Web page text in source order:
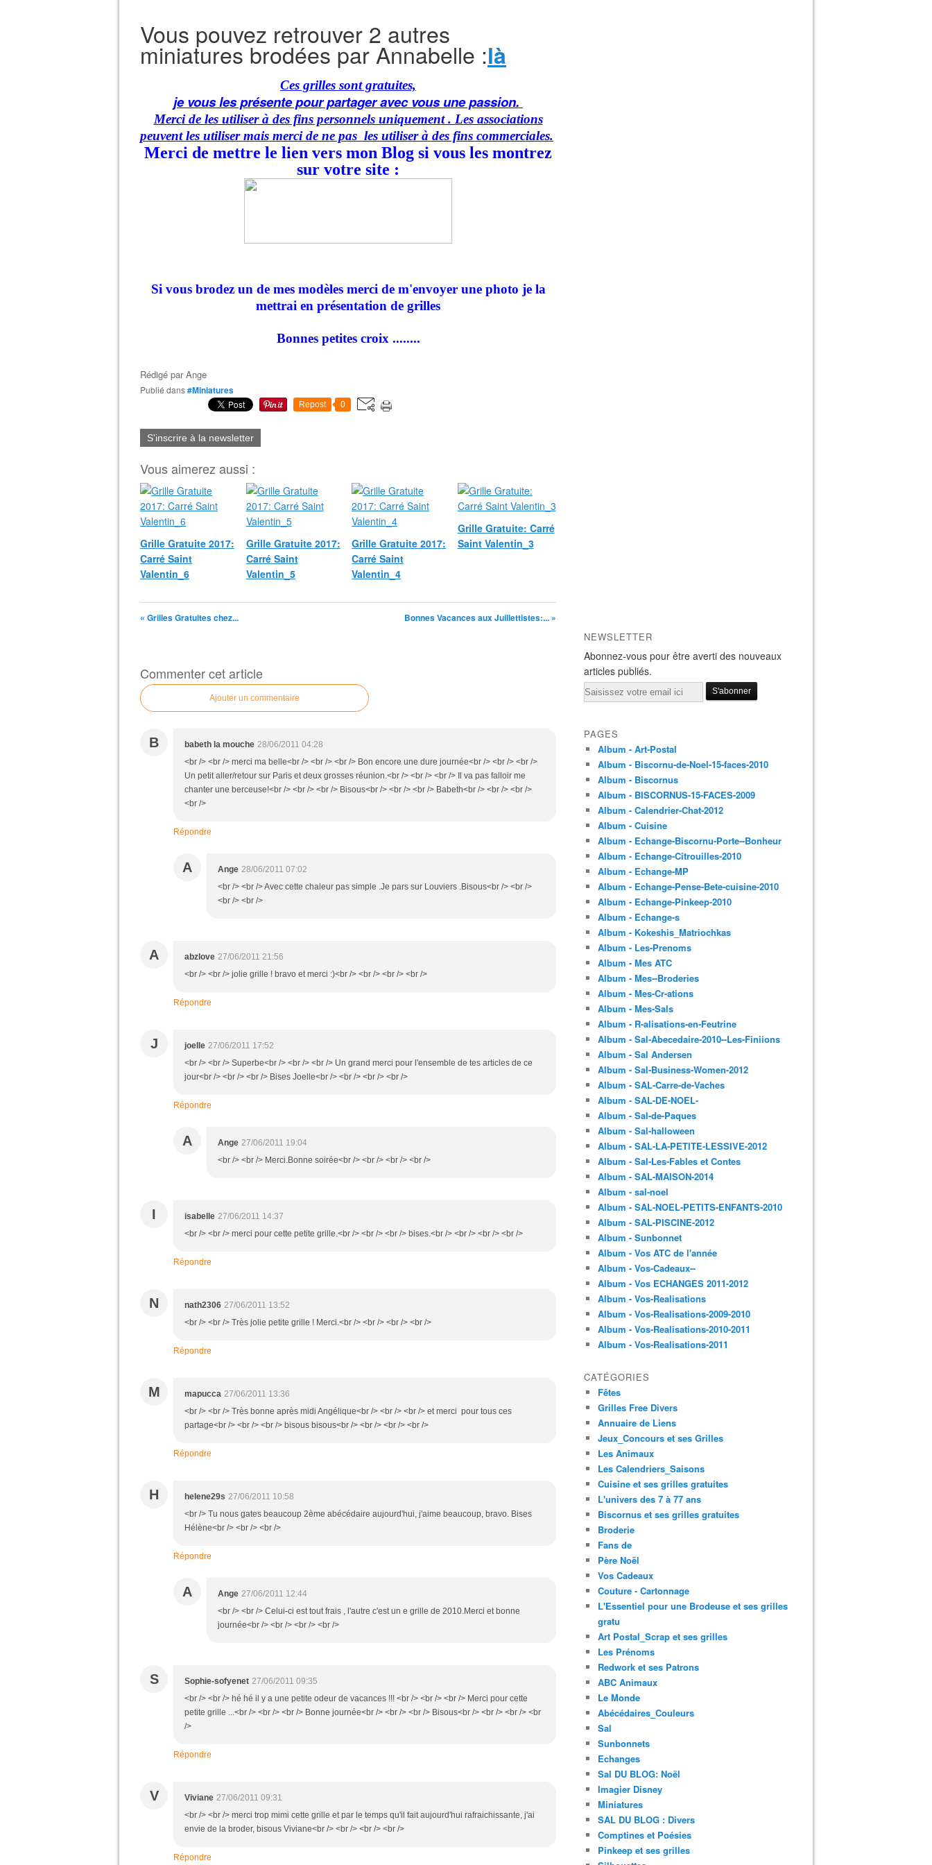
Vous pouvez retrouver 2 autres
miniatures brodées par Annabelle :là
Ces grilles sont gratuites,
je vous les présente pour partager avec vous une passion.
Merci de les utiliser à des fins personnels uniquement . Les associations
peuvent les utiliser mais merci de ne pas les utiliser à des fins commerciales.
Merci de mettre le lien vers mon Blog si vous les montrez
sur votre site :
Si vous brodez un de mes modèles merci de m'envoyer une photo je la
mettrai en présentation de grilles
Bonnes petites croix ........
Rédigé parAnge
Publié dans#Miniatures
Repost 0
S'inscrire à la newsletter
Vous aimerez aussi :
Grille Gratuite 2017:
Carré Saint
Valentin_6
Grille Gratuite 2017:
Carré Saint
Valentin_5
Grille Gratuite 2017:
Carré Saint
Valentin_4
Grille Gratuite: Carré
Saint Valentin_3
« Grilles Gratuites chez... Bonnes Vacances aux Juillettistes:... »
Commenter cet article
Ajouter un commentaire
B babeth la mouche 28/06/2011 04:28
<br /> <br /> merci ma belle<br /> <br /> <br /> Bon encore une dure journée<br /> <br /> <br />
Un petit aller/retour sur Paris et deux grosses réunion.<br /> <br /> <br /> Il va pas falloir me
chanter une berceuse!<br /> <br /> <br /> Bisous<br /> <br /> <br /> Babeth<br /> <br /> <br />
<br />
Répondre
A Ange 28/06/2011 07:02
<br /> <br /> Avec cette chaleur pas simple .Je pars sur Louviers .Bisous<br /> <br />
<br /> <br />
A abzlove 27/06/2011 21:56
<br /> <br /> jolie grille ! bravo et merci :)<br /> <br /> <br /> <br />
Répondre
J joelle 27/06/2011 17:52
<br /> <br /> Superbe<br /> <br /> <br /> Un grand merci pour l'ensemble de tes articles de ce
jour<br /> <br /> <br /> Bises Joelle<br /> <br /> <br /> <br />
Répondre
A Ange 27/06/2011 19:04
<br /> <br /> Merci.Bonne soirée<br /> <br /> <br /> <br />
I isabelle 27/06/2011 14:37
<br /> <br /> merci pour cette petite grille.<br /> <br /> <br /> bises.<br /> <br /> <br /> <br />
Répondre
N nath2306 27/06/2011 13:52
<br /> <br /> Très jolie petite grille ! Merci.<br /> <br /> <br /> <br />
Répondre
M mapucca 27/06/2011 13:36
<br /> <br /> Très bonne après midi Angélique<br /> <br /> <br /> et merci pour tous ces
partage<br /> <br /> <br /> bisous bisous<br /> <br /> <br /> <br />
Répondre
H helene29s 27/06/2011 10:58
<br /> Tu nous gates beaucoup 2ème abécédaire aujourd'hui, j'aime beaucoup, bravo. Bises
Hélène<br /> <br /> <br />
Répondre
A Ange 27/06/2011 12:44
<br /> <br /> Celui-ci est tout frais , l'autre c'est un e grille de 2010.Merci et bonne
journée<br /> <br /> <br /> <br />
S Sophie-sofyenet 27/06/2011 09:35
<br /> <br /> hé hé il y a une petite odeur de vacances !!! <br /> <br /> <br /> Merci pour cette
petite grille ...<br /> <br /> <br /> Bonne journée<br /> <br /> <br /> Bisous<br /> <br /> <br /> <br
/>
Répondre
V Viviane 27/06/2011 09:31
<br /> <br /> merci trop mimi cette grille et par le temps qu'il fait aujourd'hui rafraichissante, j'ai
envie de la broder, bisous Viviane<br /> <br /> <br /> <br />
Répondre
NEWSLETTER
Abonnez-vous pour être averti des nouveaux
articles publiés.
Email
PAGES
Album - Art-Postal
Album - Biscornu-de-Noel-15-faces-2010
Album - Biscornus
Album - BISCORNUS-15-FACES-2009
Album - Calendrier-Chat-2012
Album - Cuisine
Album - Echange-Biscornu-Porte--Bonheur
Album - Echange-Citrouilles-2010
Album - Echange-MP
Album - Echange-Pense-Bete-cuisine-2010
Album - Echange-Pinkeep-2010
Album - Echange-s
Album - Kokeshis_Matriochkas
Album - Les-Prenoms
Album - Mes ATC
Album - Mes--Broderies
Album - Mes-Cr-ations
Album - Mes-Sals
Album - R-alisations-en-Feutrine
Album - Sal-Abecedaire-2010--Les-Finiions
Album - Sal Andersen
Album - Sal-Business-Women-2012
Album - SAL-Carre-de-Vaches
Album - SAL-DE-NOEL-
Album - Sal-de-Paques
Album - Sal-halloween
Album - SAL-LA-PETITE-LESSIVE-2012
Album - Sal-Les-Fables et Contes
Album - SAL-MAISON-2014
Album - sal-noel
Album - SAL-NOEL-PETITS-ENFANTS-2010
Album - SAL-PISCINE-2012
Album - Sunbonnet
Album - Vos ATC de l'année
Album - Vos-Cadeaux--
Album - Vos ECHANGES 2011-2012
Album - Vos-Realisations
Album - Vos-Realisations-2009-2010
Album - Vos-Realisations-2010-2011
Album - Vos-Realisations-2011
CATÉGORIES
Fêtes
Grilles Free Divers
Annuaire de Liens
Jeux_Concours et ses Grilles
Les Animaux
Les Calendriers_Saisons
Cuisine et ses grilles gratuites
L'univers des 7 à 77 ans
Biscornus et ses grilles gratuites
Broderie
Fans de
Père Noël
Vos Cadeaux
Couture - Cartonnage
L'Essentiel pour une Brodeuse et ses grilles
gratu
Art Postal_Scrap et ses grilles
Les Prénoms
Redwork et ses Patrons
ABC Animaux
Le Monde
Abécédaires_Couleurs
Sal
Sunbonnets
Echanges
Sal DU BLOG: Noël
Imagier Disney
Miniatures
SAL DU BLOG : Divers
Comptines et Poésies
Pinkeep et ses grilles